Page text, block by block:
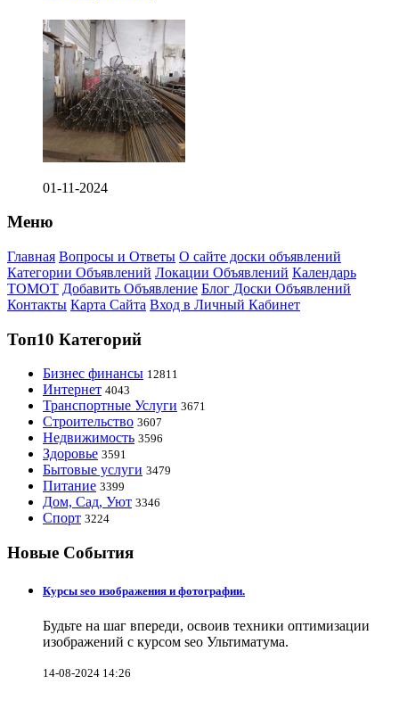
01-11-2024
Меню
Главная Вопросы и Ответы О сайте доски объявлений
Категории Объявлений Локации Объявлений Календарь
ТОМОТ Добавить Объявление Блог Доски Объявлений
Контакты Карта Сайта Вход в Личный Кабинет
Топ10 Категорий
Бизнес финансы 12811
Интернет 4043
Транспортные Услуги 3671
Строительство 3607
Недвижимость 3596
Здоровье 3591
Бытовые услуги 3479
Питание 3399
Дом, Сад, Уют 3346
Спорт 3224
Новые События
Курсы seo изображения и фотографии.
Будьте на шаг впереди, освоив техники оптимизации
изображений с курсом seo Ультиматума.
14-08-2024 14:26